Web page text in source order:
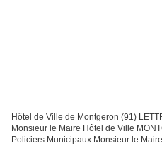
Hôtel de Ville de Montgeron (91)
Monsieur le Maire Hôtel de Ville
Policiers Municipaux Monsieur le